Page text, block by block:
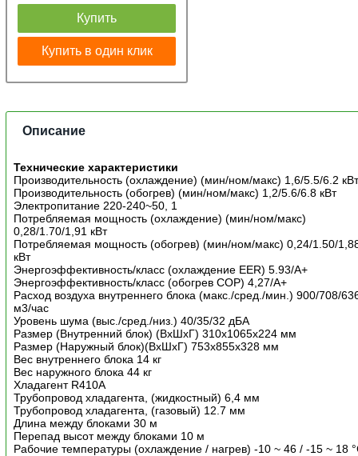
Купить
Купить в один клик
Описание
Технические характеристики
Производительность (охлаждение) (мин/ном/макс) 1,6/5.5/6.2
Производительность (обогрев) (мин/ном/макс) 1,2/5.6/6.8 кВт
Электропитание 220-240~50, 1
Потребляемая мощность (охлаждение) (мин/ном/макс)
0,28/1.70/1,91 кВт
Потребляемая мощность (обогрев) (мин/ном/макс) 0,24/1.50/
кВт
Энергоэффективность/класс (охлаждение EER) 5.93/A+
Энергоэффективность/класс (обогрев COP) 4,27/A+
Расход воздуха внутреннего блока (макс./сред./мин.) 900/708/
м3/час
Уровень шума (выс./сред./низ.) 40/35/32 дБА
Размер (Внутренний блок) (ВхШхГ) 310x1065x224 мм
Размер (Наружный блок)(ВхШхГ) 753x855x328 мм
Вес внутреннего блока 14 кг
Вес наружного блока 44 кг
Хладагент R410A
Трубопровод хладагента, (жидкостный) 6,4 мм
Трубопровод хладагента, (газовый) 12.7 мм
Длина между блоками 30 м
Перепад высот между блоками 10 м
Рабочие температуры (охлаждение / нагрев) -10 ~ 46 / -15 ~ 18